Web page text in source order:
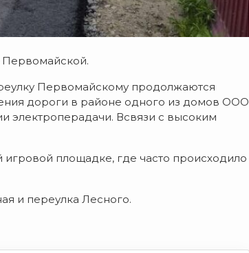
Первомайской.
Первомайскому продолжаются
дороги в районе одного из домов ООО
электроперадачи. Всвязи с высоким
площадке, где часто происходило
и переулка Лесного.